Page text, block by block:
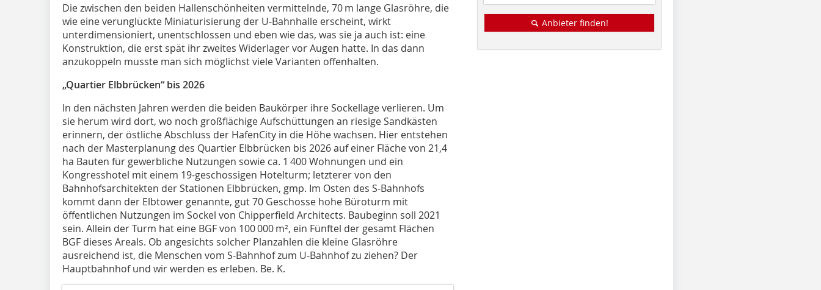
Die zwischen den beiden Hallenschönheiten vermittelnde, 70 m lange Glasröhre, die
wie eine verunglückte Miniaturisierung der U-Bahnhalle erscheint, wirkt
unterdimensioniert, unentschlossen und eben wie das, was sie ja auch ist: eine
Kons­truktion, die erst spät ihr zweites Widerlager vor Augen hatte. In das dann
anzukoppeln musste man sich möglichst viele Varianten offenhalten.
„Quartier Elbbrücken“ bis 2026
In den nächsten Jahren werden die beiden Baukörper ihre Sockellage verlieren. Um
sie herum wird dort, wo noch großflächige Aufschüttungen an riesige Sandkästen
erinnern, der östliche Abschluss der HafenCity in die Höhe wachsen. Hier entstehen
nach der Masterplanung des Quartier Elbbrücken bis 2026 auf einer Fläche von 21,4
ha Bauten für gewerbliche Nutzungen sowie ca. 1 400 Wohnungen und ein
Kongresshotel mit einem 19-geschossigen Hotelturm; letzterer von den
Bahnhofsarchitekten der Stationen Elbbrücken, gmp. Im Osten des S-Bahnhofs
kommt dann der Elbtower genannte, gut 70 Geschosse hohe Büroturm mit
öffentlichen Nutzungen im Sockel von Chipperfield Architects. Baubeginn soll 2021
sein. Allein der Turm hat eine BGF von 100 000 m², ein Fünftel der gesamt Flächen
BGF dieses Areals. Ob angesichts solcher Planzahlen die kleine Glasröhre
ausreichend ist, die Menschen vom S-Bahnhof zum U-Bahnhof zu ziehen? Der
Hauptbahnhof und wir werden es erleben. Be. K.
Anbieter finden!